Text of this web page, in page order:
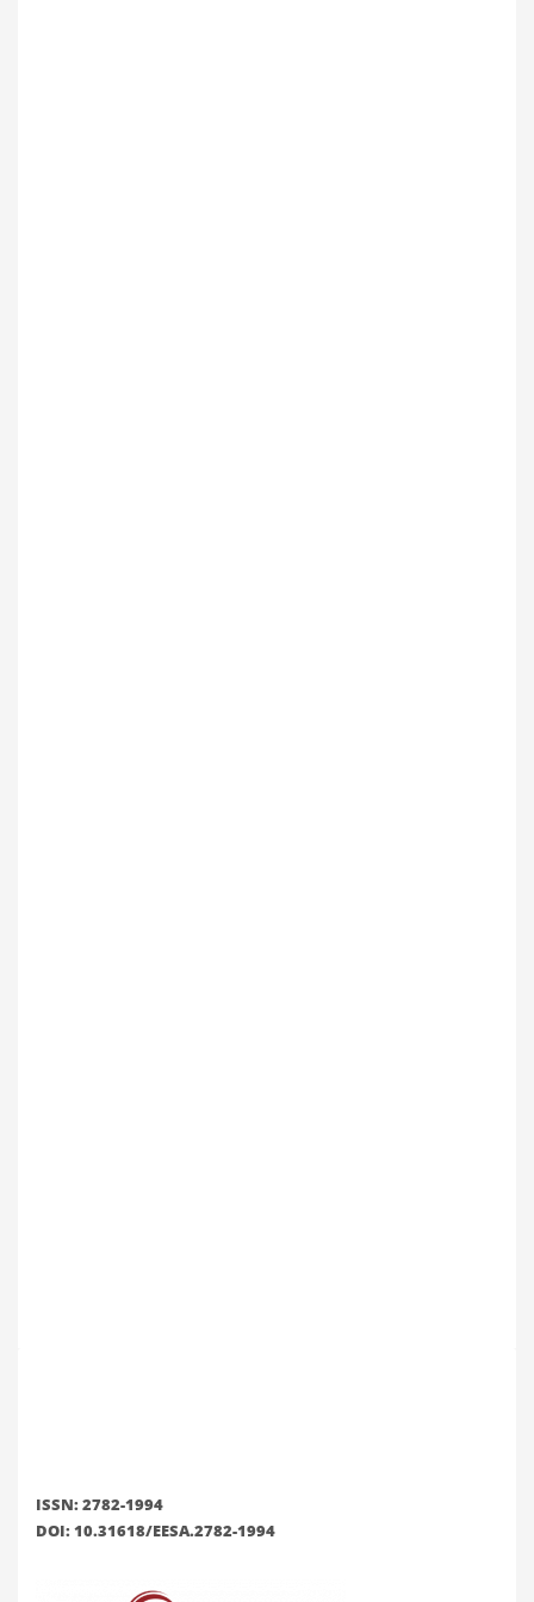
ISSN: 2782-1994
DOI: 10.31618/EESA.2782-1994